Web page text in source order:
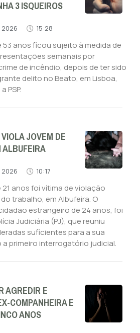
3 ISQUEIROS
15:28
53 anos ficou sujeito à medida de
semanais por
de incêndio, depois de ter sido
delito no Beato, em Lisboa,
PSP.
JOVEM DE
10:17
21 anos foi vítima de violação
trabalho, em Albufeira. O
estrangeiro de 24 anos, foi
Judiciária (PJ), que reuniu
suficientes para a sua
primeiro interrogatório judicial.
AGREDIR E
COMPANHEIRA E
ANOS